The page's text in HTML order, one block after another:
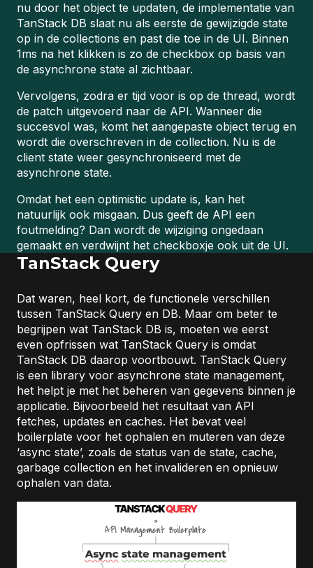
nu door het object te updaten, de implementatie van
TanStack DB slaat nu als eerste de gewijzigde state
op in de collections en past die toe in de UI. Binnen
1ms na het klikken is zo de checkbox op basis van
de asynchrone state al zichtbaar.
Vervolgens, zodra er tijd voor is op de thread, wordt
de patch uitgevoerd naar de API. Wanneer die
succesvol was, komt het aangepaste object terug en
wordt die overschreven in de collection. Nu is de
client state weer gesynchroniseerd met de
asynchrone state.
Omdat het een optimistic update is, kan het
natuurlijk ook misgaan. Dus geeft de API een
foutmelding? Dan wordt de wijziging ongedaan
gemaakt en verdwijnt het checkboxje ook uit de UI.
TanStack Query
Dat waren, heel kort, de functionele verschillen
tussen TanStack Query en DB. Maar om beter te
begrijpen wat TanStack DB is, moeten we eerst
even opfrissen wat TanStack Query is omdat
TanStack DB daarop voortbouwt. TanStack Query
is een library voor asynchrone state management,
het helpt je met het beheren van gegevens binnen je
applicatie. Bijvoorbeeld het resultaat van API
fetches, updates en caches. Het bevat veel
boilerplate voor het ophalen en muteren van deze
‘async state’, zoals de status van de state, cache,
garbage collection en het invalideren en opnieuw
ophalen van data.